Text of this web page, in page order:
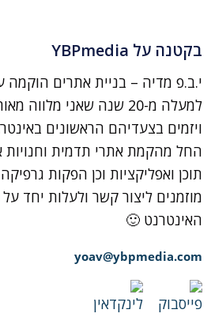
בקטנה על YBPmedia
י.ב.פ מדיה – בניית אתרים הוקמה
למעלה מ-20 שנה שאני
ויזמים בצעדיהם הראשונים
החל מהקמת אתרי תדמית וחנויות
תוכן ואפליקציות וכן הפקות
מוזמנים ליצור קשר ולעלות יחד על
האינטרנט 🙂
yoav@ybpmedia.com